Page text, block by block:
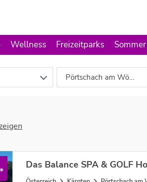
Wellness Freizeitparks Sommer
Pörtschach am Wörthersee
*
Das Balance SPA & GOLF